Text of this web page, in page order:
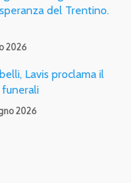
del Trentino.
2026
Lavis proclama il
2026